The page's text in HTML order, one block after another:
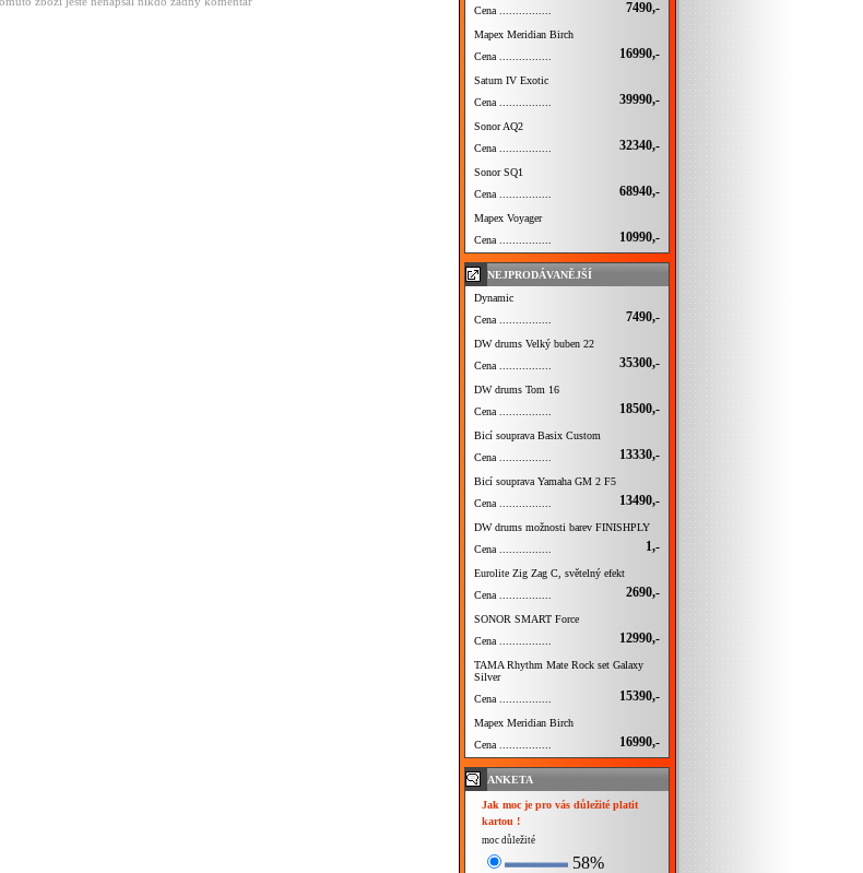
Cena ................
7490,-
Mapex Meridian Birch
Cena ................
16990,-
Saturn IV Exotic
Cena ................
39990,-
Sonor AQ2
Cena ................
32340,-
Sonor SQ1
Cena ................
68940,-
Mapex Voyager
Cena ................
10990,-
NEJPRODÁVANĚJŠÍ
Dynamic
Cena ................
7490,-
DW drums Velký buben 22
Cena ................
35300,-
DW drums Tom 16
Cena ................
18500,-
Bicí souprava Basix Custom
Cena ................
13330,-
Bicí souprava Yamaha GM 2 F5
Cena ................
13490,-
DW drums možnosti barev FINISHPLY
Cena ................
1,-
Eurolite Zig Zag C, světelný efekt
Cena ................
2690,-
SONOR SMART Force
Cena ................
12990,-
TAMA Rhythm Mate Rock set Galaxy
Silver
Cena ................
15390,-
Mapex Meridian Birch
Cena ................
16990,-
ANKETA
Jak moc je pro vás důležité platit
kartou !
moc důležité
58%